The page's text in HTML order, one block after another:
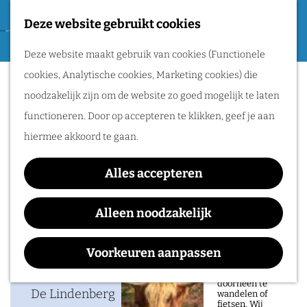
Deze website gebruikt cookies
Deze website maakt gebruik van cookies (Functionele
cookies, Analytische cookies, Marketing cookies) die
noodzakelijk zijn om de website zo goed mogelijk te laten
functioneren. Door op accepteren te klikken, geef je aan
hiermee akkoord te gaan.
Alles accepteren
Alleen noodzakelijk
Voorkeuren aanpassen
a
F
a
v
o
r
i
e
e
M
e
n
u
Routes
Wandelen
Fietsen
Routeplanner
Natuurgebieden
in het Rijk van
natuur in het Rijk
van Nijmegen is
doorheen te
wandelen of
fietsen. Wij
Duda Paiva Company
Waar:
De Lindenberg
zondag 3 januari 2027
Contact
De Lindenberg
De Lindenberg